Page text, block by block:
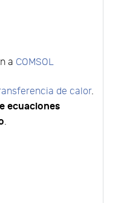
a COMSOL
de calor.
ecuaciones
.